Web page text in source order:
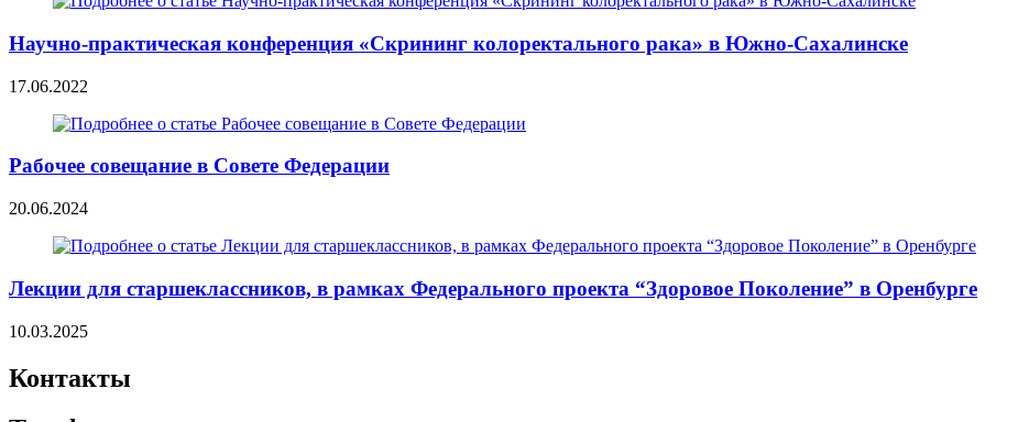
Научно-практическая конференция «Скрининг колоректального рака» в Южно-Сахалинске
17.06.2022
Рабочее совещание в Совете Федерации
20.06.2024
Лекции для старшеклассников, в рамках Федерального проекта “Здоровое Поколение” в Оренбурге
10.03.2025
Контакты